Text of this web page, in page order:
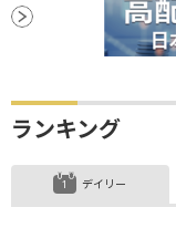
材料
失業率
調整
ランキング
デイリー